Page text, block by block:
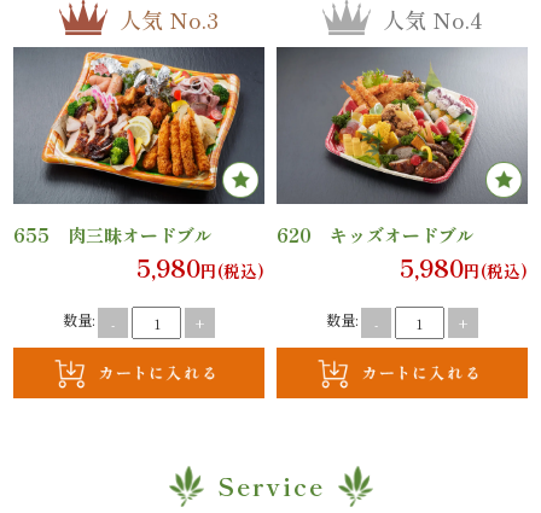
当
会
席
ー
人気 No.3
655 肉三昧オードブル
5,980円(税込)
数量: - +
人気 No.4
620 キッズオードブル
5,980円(税込)
数量: - +
Service